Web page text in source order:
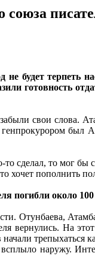
будет терпеть
готовность
свои слова.
был
сделал, то мог бы
хочет пополнить
погибли около
Отунбаева,
вернулись. На
трепыхаться
наружу.